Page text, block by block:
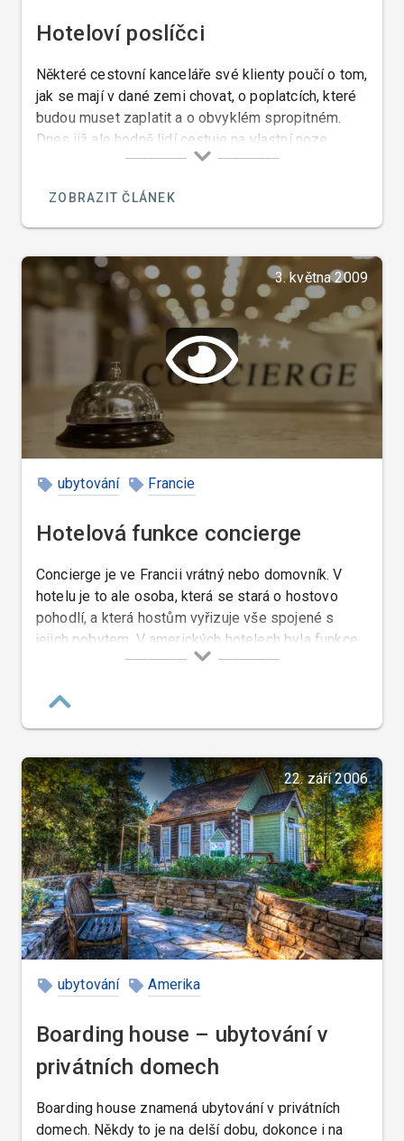
Hoteloví poslíčci
Některé cestovní kanceláře své klienty poučí o tom,
jak se mají v dané zemi chovat, o poplatcích, které
budou muset zaplatit a o obvyklém spropitném.
Dnes již ale hodně lidí cestuje na vlastní noze.
Proto vás v tomto článku chci seznámit s výrazy,
orientaci.
ZOBRAZIT ČLÁNEK
3. května 2009
ubytování Francie
Hotelová funkce concierge
Concierge je ve Francii vrátný nebo domovník. V
hotelu je to ale osoba, která se stará o hostovo
pohodlí, a která hostům vyřizuje vše spojené s
jejich pobytem. V amerických hotelech byla funkce
concierge až do sedmdesátých let zcela neznámá.
22. září 2006
ubytování Amerika
Boarding house – ubytování v
privátních domech
Boarding house znamená ubytování v privátních
domech. Někdy to je na delší dobu, dokonce i na